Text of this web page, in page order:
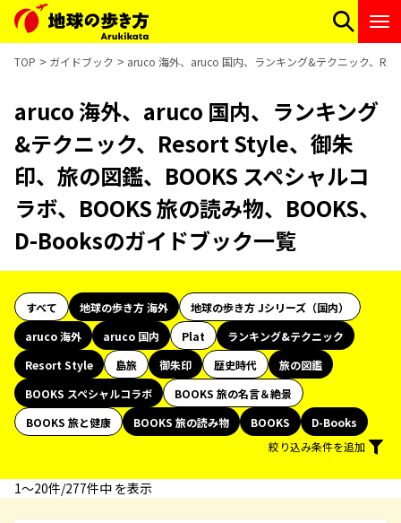
TOP ガイドブック aruco 海外、aruco 国内、ランキング&テクニック、
aruco 海外、aruco 国内、ランキング
&テクニック、Resort Style、御朱
印、旅の図鑑、BOOKS スペシャルコ
ラボ、BOOKS 旅の読み物、BOOKS、
D-Booksのガイドブック一覧
すべて 地球の歩き方 海外
地球の歩き方 Jシリーズ（国内）
aruco 海外
aruco 国内 Plat
ランキング&テクニック
Resort Style
島旅 御朱印 歴史時代
旅の図鑑
BOOKS スペシャルコラボ
BOOKS 旅の名言＆絶景
BOOKS 旅と健康
BOOKS 旅の読み物 BOOKS
D-Books
絞り込み条件を追加
1〜20件/277件中 を表示